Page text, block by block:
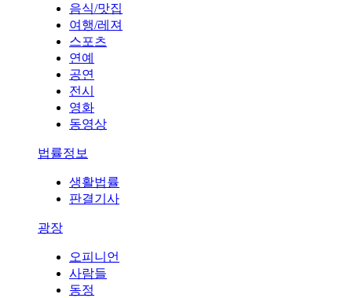
음식/맛집
여행/레져
스포츠
연예
공연
전시
영화
동영상
법률정보
생활법률
판결기사
광장
오피니언
사람들
동정